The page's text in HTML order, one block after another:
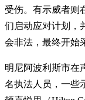
受伤。有示威者则
们启动应对计划，
会非法，最终开始
明尼阿波利斯市在
名执法人员，一些